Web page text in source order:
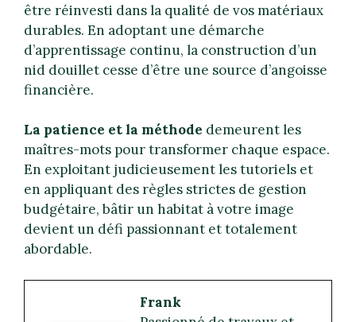
être réinvesti dans la qualité de vos matériaux
durables. En adoptant une démarche
d’apprentissage continu, la construction d’un
nid douillet cesse d’être une source d’angoisse
financière.
La patience et la méthode demeurent les
maîtres-mots pour transformer chaque espace.
En exploitant judicieusement les tutoriels et
en appliquant des règles strictes de gestion
budgétaire, bâtir un habitat à votre image
devient un défi passionnant et totalement
abordable.
Frank